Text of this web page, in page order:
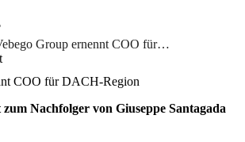
Group ernennt COO für…
COO für DACH-Region
Nachfolger von Giuseppe Santagada